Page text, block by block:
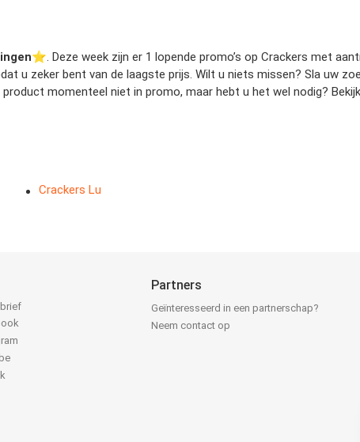
⭐️. Deze week zijn er 1 lopende promo’s op Crackers met
u zeker bent van de laagste prijs. Wilt u niets missen? Sla uw
momenteel niet in promo, maar hebt u het wel nodig?
Crackers Lu
Partners
Geïnteresseerd in een partnerschap?
Neem contact op